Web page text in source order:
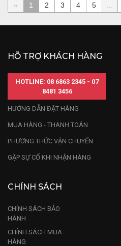
« 1 2 3 4 5
HỖ TRỢ KHÁCH HÀNG
HOTLINE: 08 6863 2345 - 07
8481 3456
HƯỚNG DẪN ĐẶT HÀNG
MUA HÀNG - THANH TOÁN
PHƯƠNG THỨC VẬN CHUYỂN
GẶP SỰ CỐ KHI NHẬN HÀNG
CHÍNH SÁCH
CHÍNH SÁCH BẢO
HÀNH
CHÍNH SÁCH MUA
HÀNG